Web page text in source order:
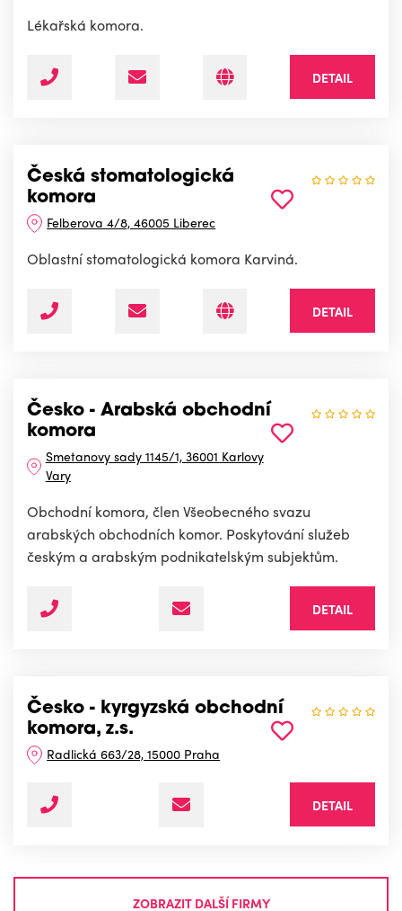
Lékařská komora.
DETAIL
Česká stomatologická
komora
Felberova 4/8, 46005 Liberec
Oblastní stomatologická komora Karviná.
DETAIL
Česko - Arabská obchodní
komora
Smetanovy sady 1145/1, 36001 Karlovy
Vary
Obchodní komora, člen Všeobecného svazu
arabských obchodních komor. Poskytování služeb
českým a arabským podnikatelským subjektům.
DETAIL
Česko - kyrgyzská obchodní
komora, z.s.
Radlická 663/28, 15000 Praha
DETAIL
ZOBRAZIT DALŠÍ FIRMY